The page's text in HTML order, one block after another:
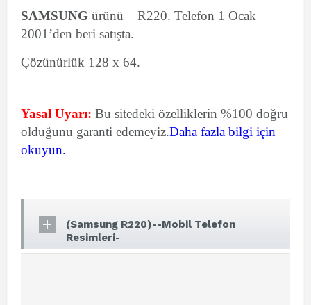
SAMSUNG ürünü – R220. Telefon 1 Ocak
2001’den beri satışta.
Çözünürlük 128 x 64.
Yasal Uyarı: Bu sitedeki özelliklerin %100 doğru
olduğunu garanti edemeyiz.Daha fazla bilgi için
okuyun.
(Samsung R220)--Mobil Telefon
Resimleri-